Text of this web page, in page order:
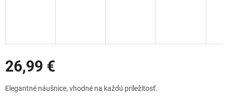
26,99 €
cena:
Elegantné náušnice, vhodné na každú príležitosť.